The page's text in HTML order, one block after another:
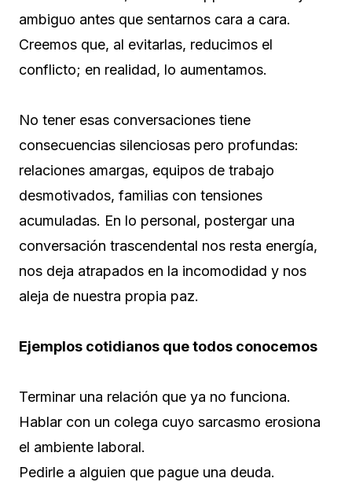
ambiguo antes que sentarnos cara a cara.
Creemos que, al evitarlas, reducimos el
conflicto; en realidad, lo aumentamos.
No tener esas conversaciones tiene
consecuencias silenciosas pero profundas:
relaciones amargas, equipos de trabajo
desmotivados, familias con tensiones
acumuladas. En lo personal, postergar una
conversación trascendental nos resta energía,
nos deja atrapados en la incomodidad y nos
aleja de nuestra propia paz.
Ejemplos cotidianos que todos conocemos
Terminar una relación que ya no funciona.
Hablar con un colega cuyo sarcasmo erosiona
el ambiente laboral.
Pedirle a alguien que pague una deuda.